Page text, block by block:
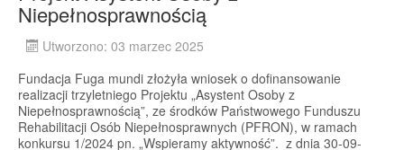
Niepełnosprawnością
Utworzono: 03 marzec 2025
Fundacja Fuga mundi złożyła wniosek o dofinansowanie
realizacji trzyletniego Projektu „Asystent Osoby z
Niepełnosprawnością”, ze środków Państwowego Funduszu
Rehabilitacji Osób Niepełnosprawnych (PFRON), w ramach
konkursu 1/2024 pn. „Wspieramy aktywność”. z dnia 30-09-